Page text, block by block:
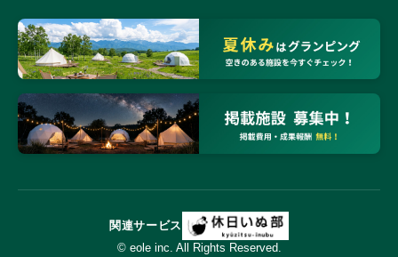
関連サービス
© eole inc. All Rights Reserved.